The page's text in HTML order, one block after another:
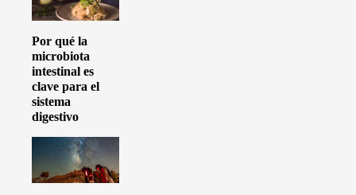
Por qué la
microbiota
intestinal es
clave para el
sistema
digestivo